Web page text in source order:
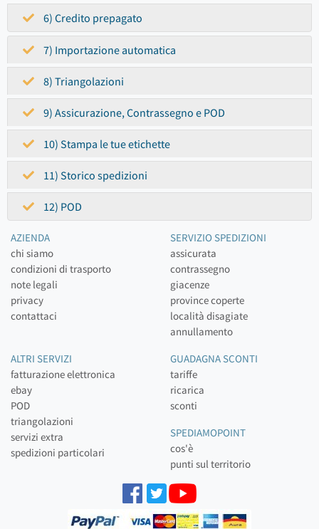
6) Credito prepagato
7) Importazione automatica
8) Triangolazioni
9) Assicurazione, Contrassegno e POD
10) Stampa le tue etichette
11) Storico spedizioni
12) POD
AZIENDA
chi siamo
condizioni di trasporto
note legali
privacy
contattaci
SERVIZIO SPEDIZIONI
assicurata
contrassegno
giacenze
province coperte
località disagiate
annullamento
ALTRI SERVIZI
fatturazione elettronica
ebay
POD
triangolazioni
servizi extra
spedizioni particolari
GUADAGNA SCONTI
tariffe
ricarica
sconti
SPEDIAMOPOINT
cos'è
punti sul territorio